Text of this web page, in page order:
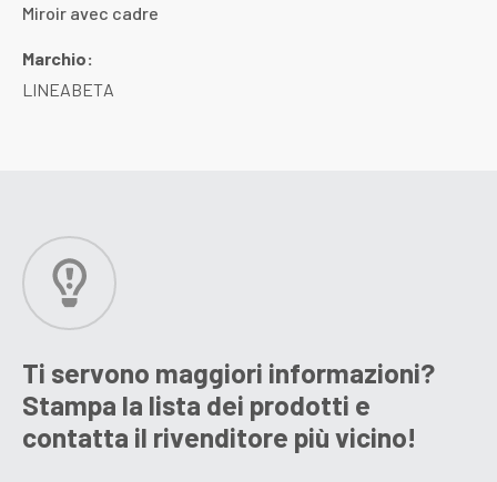
Miroir avec cadre
Marchio:
LINEABETA
Ti servono maggiori informazioni?
Stampa la lista dei prodotti e
contatta il rivenditore più vicino!